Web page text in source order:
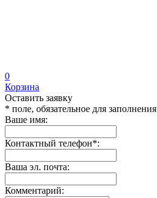
0
Корзина
Оставить заявку
* поле, обязательное для заполнения
Ваше имя:
Контактный телефон*:
Ваша эл. почта:
Комментарий: